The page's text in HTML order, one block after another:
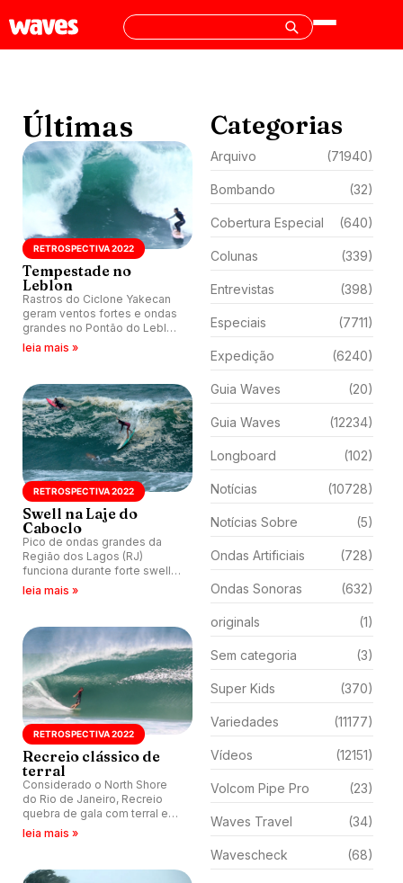
Últimas
RETROSPECTIVA 2022
Tempestade no
Leblon
Rastros do Ciclone Yakecan
geram ventos fortes e ondas
grandes no Pontão do Leblon,
zona sul do Rio de Janeiro.
leia mais »
RETROSPECTIVA 2022
Swell na Laje do
Caboclo
Pico de ondas grandes da
Região dos Lagos (RJ)
funciona durante forte swell
gerado pelo ciclone Yakecan.
leia mais »
RETROSPECTIVA 2022
Recreio clássico de
terral
Considerado o North Shore
do Rio de Janeiro, Recreio
quebra de gala com terral e
séries de 2 metros.
leia mais »
Categorias
Arquivo (71940)
Bombando (32)
Cobertura Especial (640)
Colunas (339)
Entrevistas (398)
Especiais (7711)
Expedição (6240)
Guia Waves (20)
Guia Waves (12234)
Longboard (102)
Notícias (10728)
Notícias Sobre (5)
Ondas Artificiais (728)
Ondas Sonoras (632)
originals (1)
Sem categoria (3)
Super Kids (370)
Variedades (11177)
Vídeos (12151)
Volcom Pipe Pro (23)
Waves Travel (34)
Wavescheck (68)